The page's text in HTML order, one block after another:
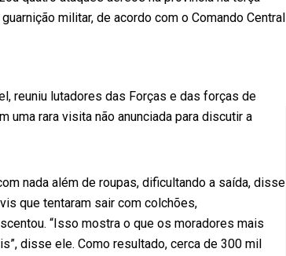
militar, de acordo com o Comando Central
reuniu lutadores das Forças e das forças de
uma rara visita não anunciada para discutir a
nada além de roupas, dificultando a saída, disse
que tentaram sair com colchões,
“Isso mostra o que os moradores mais
disse ele. Como resultado, cerca de 300 mil